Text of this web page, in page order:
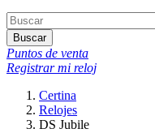
Buscar
Puntos de venta
Registrar mi reloj
Certina
Relojes
DS Jubile